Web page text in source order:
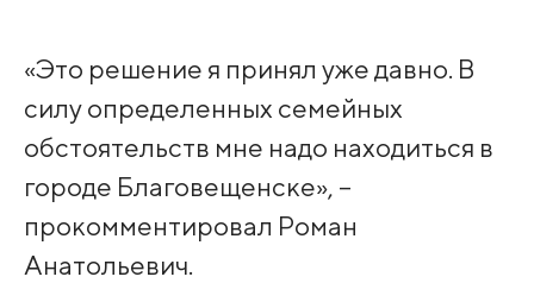
«Это решение я принял уже давно. В
силу определенных семейных
обстоятельств мне надо находиться в
городе Благовещенске», –
прокомментировал Роман
Анатольевич.